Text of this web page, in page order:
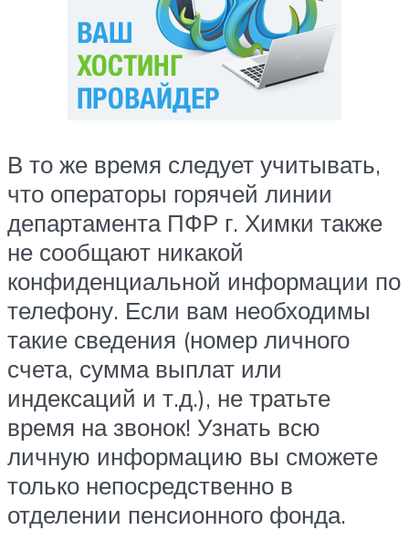
В то же время следует учитывать,
что операторы горячей линии
департамента ПФР г. Химки также
не сообщают никакой
конфиденциальной информации по
телефону. Если вам необходимы
такие сведения (номер личного
счета, сумма выплат или
индексаций и т.д.), не тратьте
время на звонок! Узнать всю
личную информацию вы сможете
только непосредственно в
отделении пенсионного фонда.